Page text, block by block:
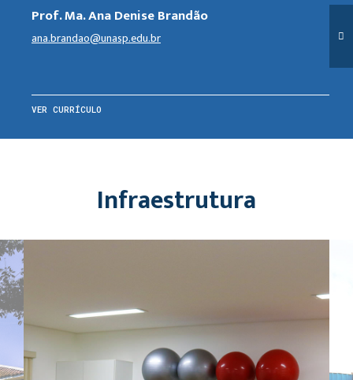
Prof. Ma. Ana Denise Brandão
ana.brandao@unasp.edu.br
VER CURRÍCULO
Infraestrutura